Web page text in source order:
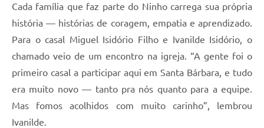
Cada família que faz parte do Ninho carrega sua própria
história — histórias de coragem, empatia e aprendizado.
Para o casal Miguel Isidório Filho e Ivanilde Isidório, o
chamado veio de um encontro na igreja. “A gente foi o
primeiro casal a participar aqui em Santa Bárbara, e tudo
era muito novo — tanto pra nós quanto para a equipe.
Mas fomos acolhidos com muito carinho”, lembrou
Ivanilde.